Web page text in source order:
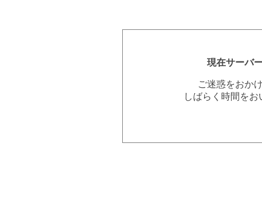
現在サーバ
ご迷惑をおか
しばらく時間を